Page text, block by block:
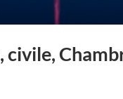
civile,